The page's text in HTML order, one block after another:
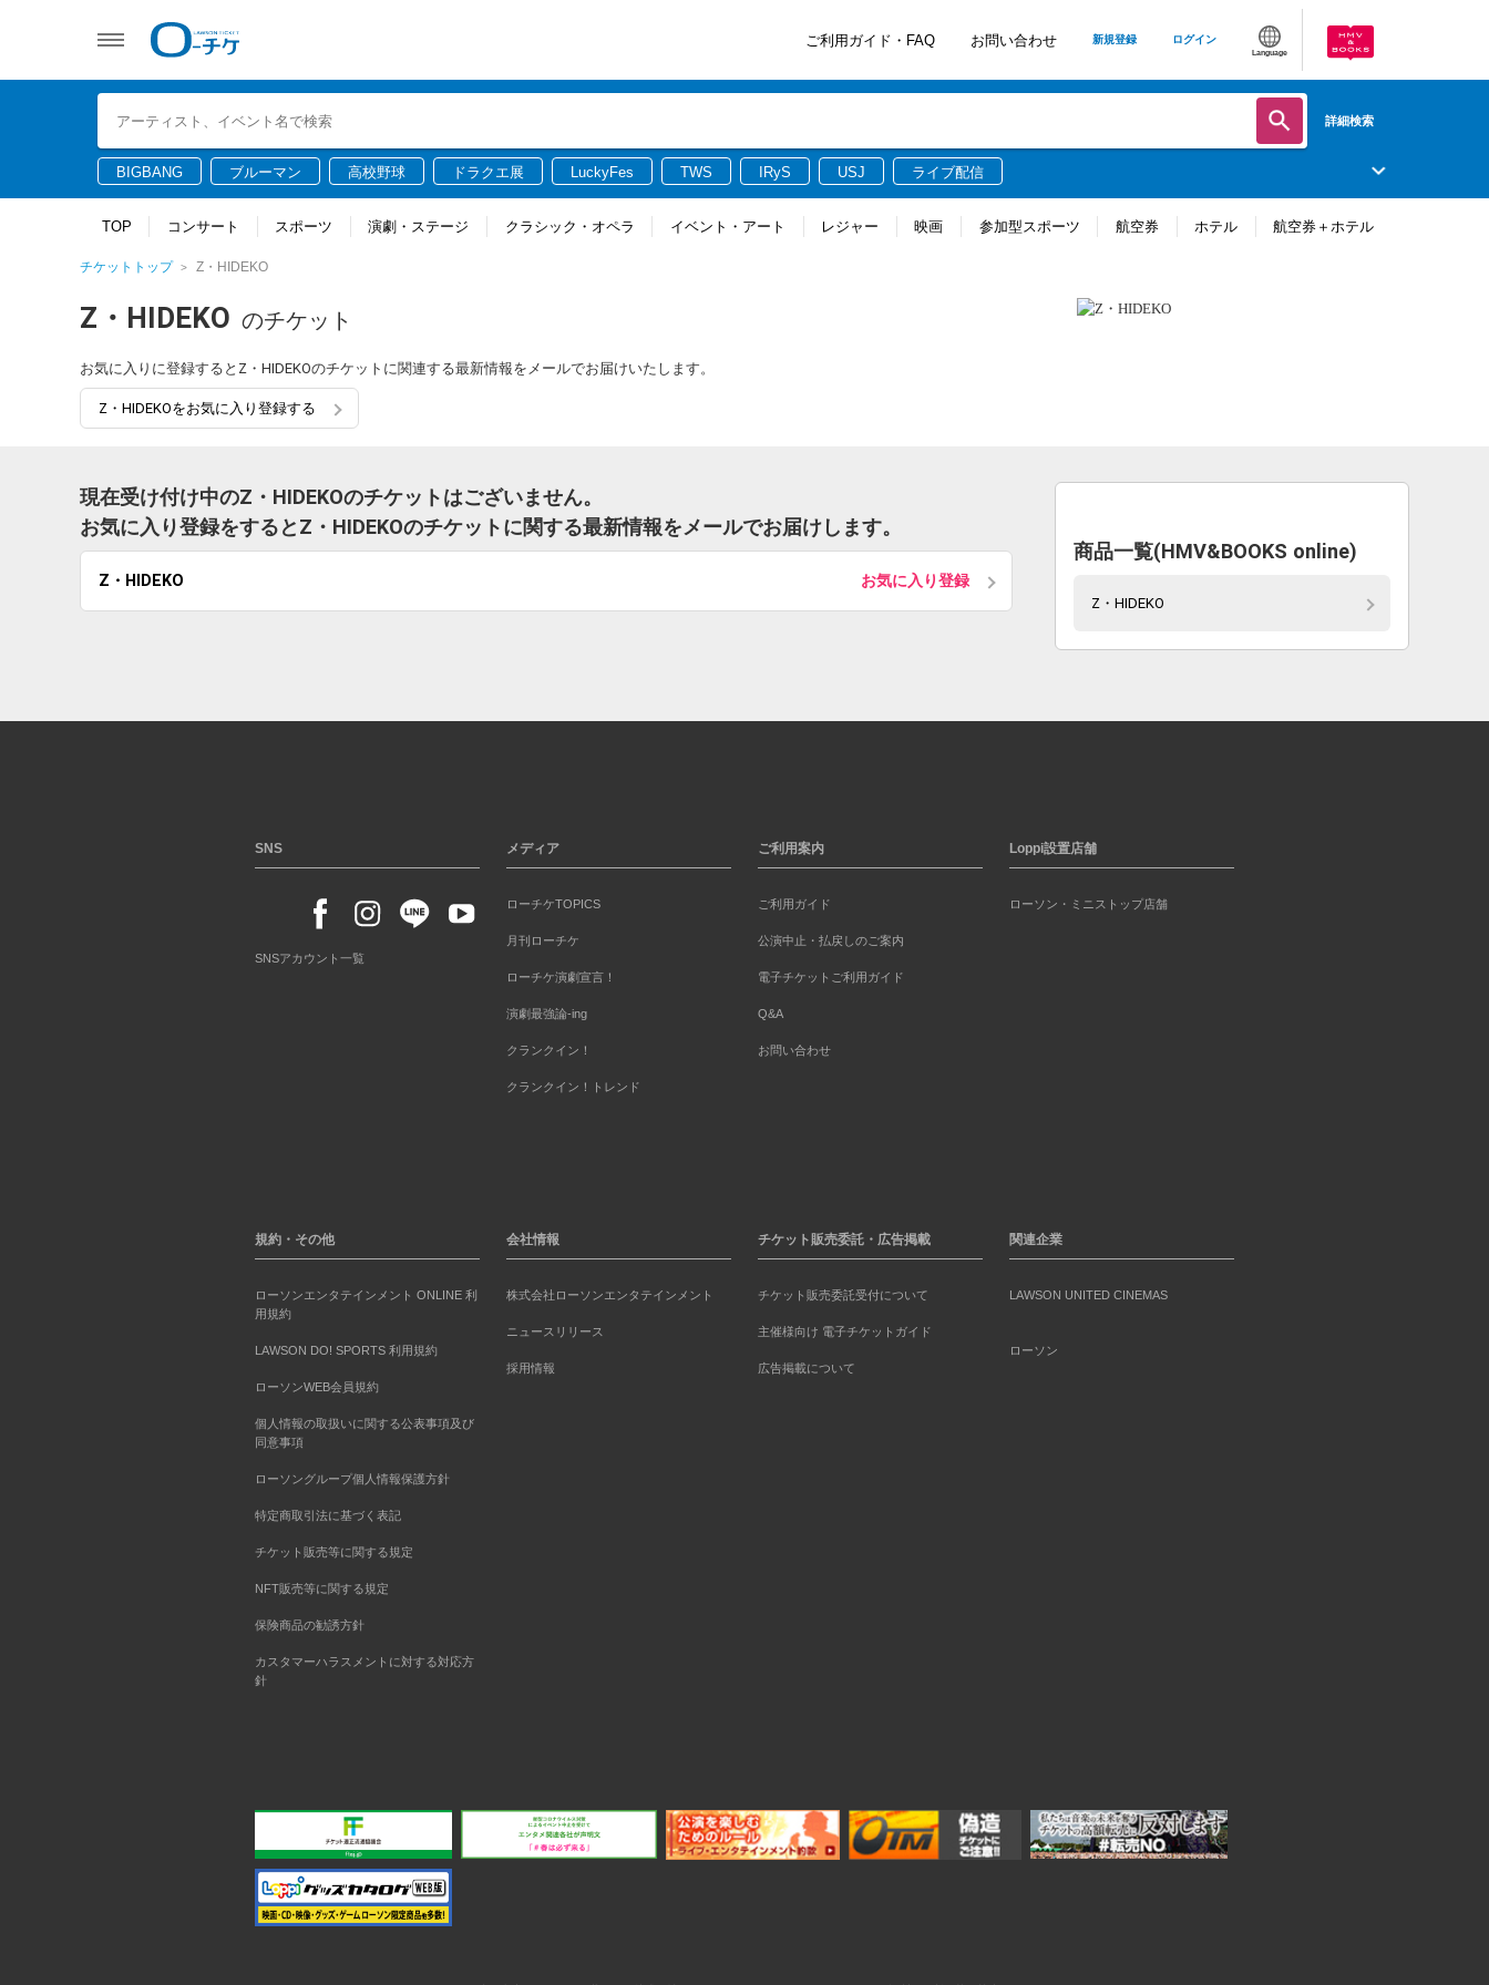
ご利用ガイド・FAQ お問い合わせ 新規登録 ログイン
Language
詳細検索
BIGBANG ブルーマン 高校野球 ドラクエ展 LuckyFes TWS IRyS USJ ライブ配信
TOP コンサート スポーツ 演劇・ステージ クラシック・オペラ イベント・アート レジャー 映画 参加型スポーツ 航空券 ホテル 航空券＋ホテル
チケットトップ Z・HIDEKO
Z・HIDEKO のチケット
お気に入りに登録するとZ・HIDEKOのチケットに関連する最新情報をメールでお届けいたします。
Z・HIDEKOをお気に入り登録する
現在受け付け中のZ・HIDEKOのチケットはございません。
お気に入り登録をするとZ・HIDEKOのチケットに関する最新情報をメールでお届けします。
Z・HIDEKO お気に入り登録
商品一覧(HMV&BOOKS online)
Z・HIDEKO
SNS
SNSアカウント一覧
メディア
ローチケTOPICS
月刊ローチケ
ローチケ演劇宣言！
演劇最強論-ing
クランクイン！
クランクイン！トレンド
ご利用案内
ご利用ガイド
公演中止・払戻しのご案内
電子チケットご利用ガイド
Q&A
お問い合わせ
Loppi設置店舗
ローソン・ミニストップ店舗
規約・その他
ローソンエンタテインメント ONLINE 利
用規約
LAWSON DO! SPORTS 利用規約
ローソンWEB会員規約
個人情報の取扱いに関する公表事項及び
同意事項
ローソングループ個人情報保護方針
特定商取引法に基づく表記
チケット販売等に関する規定
NFT販売等に関する規定
保険商品の勧誘方針
カスタマーハラスメントに対する対応方
針
会社情報
株式会社ローソンエンタテインメント
ニュースリリース
採用情報
チケット販売委託・広告掲載
チケット販売委託受付について
主催様向け 電子チケットガイド
広告掲載について
関連企業
LAWSON UNITED CINEMAS
ローソン